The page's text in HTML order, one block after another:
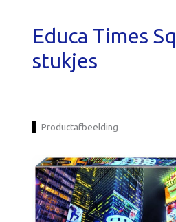
Educa Times
stukjes
Productafbeelding